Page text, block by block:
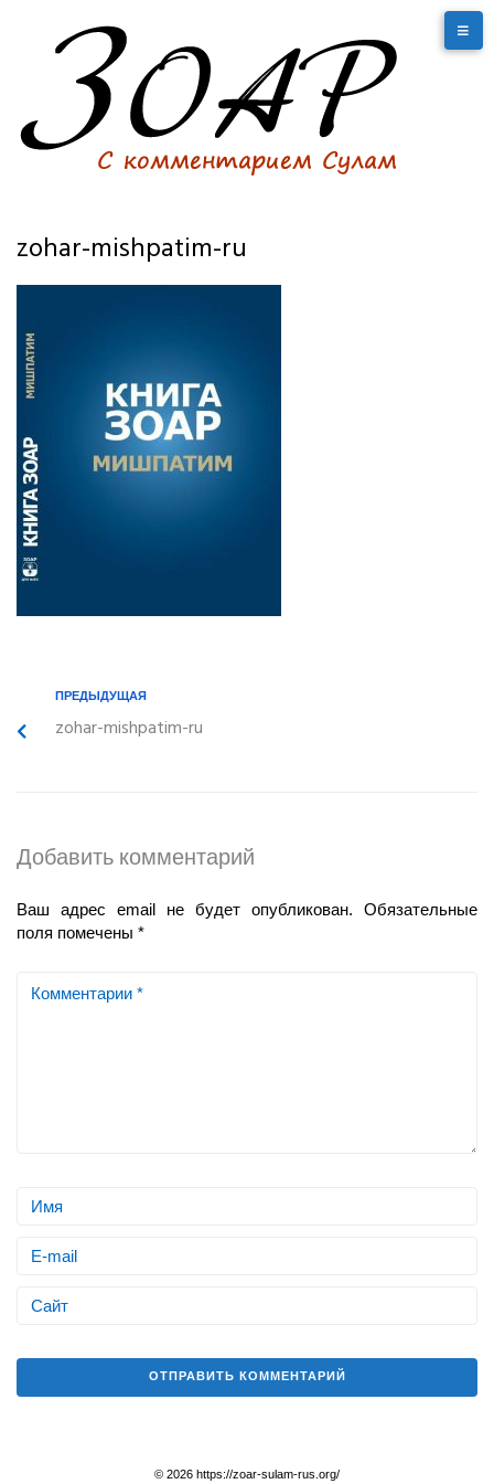
zohar-mishpatim-ru
ПРЕДЫДУЩАЯ
zohar-mishpatim-ru
Добавить комментарий
Ваш адрес email не будет опубликован.
Обязательные
поля помечены *
© 2026 https://zoar-sulam-rus.org/